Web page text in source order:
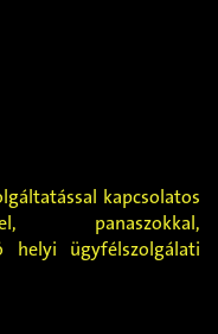
kapcsolatos
panaszokkal,
helyi ügyfélszolgálati